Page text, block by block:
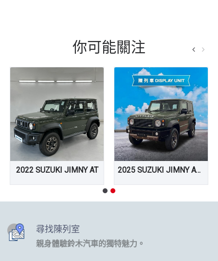
你可能關注
2022 SUZUKI JIMNY AT 2025 SUZUKI JIMNY AT 陳列車
尋找陳列室
親身體驗鈴木汽車的獨特魅力。